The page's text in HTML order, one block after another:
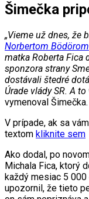
Šimečka
„Vieme už dnes, že
Norbertom Bödörom
matka Roberta Fica
sponzora strany
dostávali štedré
Úrade vlády SR. A
vymenoval Šimečka.
V prípade, ak sa
textom kliknite sem
Ako dodal, po
Michala Fica, ktorý
každý mesiac 5
upozornil, že tieto